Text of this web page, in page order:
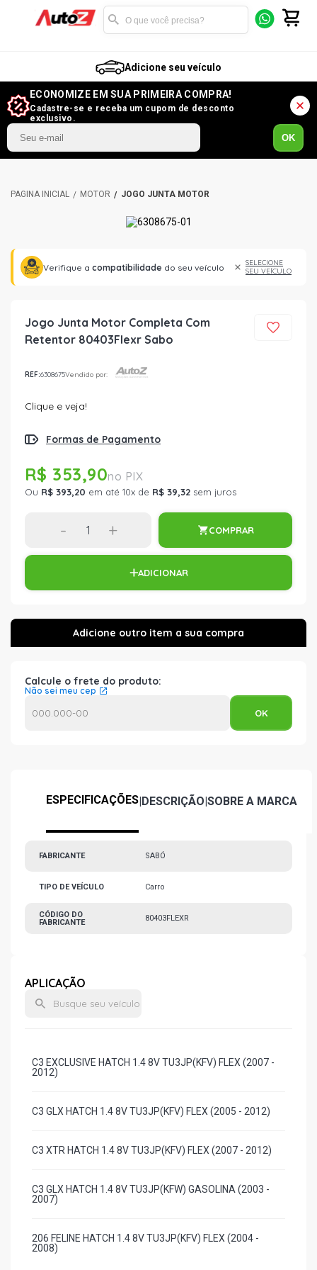
Adicione seu veículo
ECONOMIZE EM SUA PRIMEIRA COMPRA!
Cadastre-se e receba um cupom de desconto
exclusivo.
OK
MOTOR JOGO JUNTA MOTOR
Verifique a compatibilidade do seu veículo
SELECIONE
SEU VEÍCULO
Jogo Junta Motor Completa Com
Retentor 80403Flexr Sabo
REF:6308675Vendido por:
Clique e veja!
Formas de Pagamento
R$ 353,90
Ou R$ 393,20 em até 10x de R$ 39,32 sem juros
- + COMPRAR
ADICIONAR
Calcule o frete do produto:
Não sei meu cep
ESPECIFICAÇÕES|DESCRIÇÃO|SOBRE A MARCA
FABRICANTE SABÓ
TIPO DE VEÍCULO Carro
CÓDIGO DO
FABRICANTE
80403FLEXR
APLICAÇÃO
C3 EXCLUSIVE HATCH 1.4 8V TU3JP(KFV) FLEX (2007 -
2012)
C3 GLX HATCH 1.4 8V TU3JP(KFV) FLEX (2005 - 2012)
C3 XTR HATCH 1.4 8V TU3JP(KFV) FLEX (2007 - 2012)
C3 GLX HATCH 1.4 8V TU3JP(KFW) GASOLINA (2003 -
2007)
206 FELINE HATCH 1.4 8V TU3JP(KFV) FLEX (2004 -
2008)